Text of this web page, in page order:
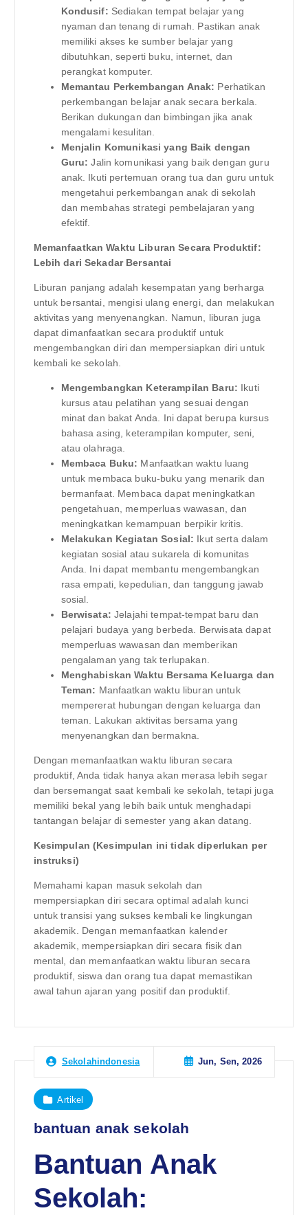
Kondusif: Sediakan tempat belajar yang
nyaman dan tenang di rumah. Pastikan anak
memiliki akses ke sumber belajar yang
dibutuhkan, seperti buku, internet, dan
perangkat komputer.
Memantau Perkembangan Anak: Perhatikan
perkembangan belajar anak secara berkala.
Berikan dukungan dan bimbingan jika anak
mengalami kesulitan.
Menjalin Komunikasi yang Baik dengan
Guru: Jalin komunikasi yang baik dengan guru
anak. Ikuti pertemuan orang tua dan guru untuk
mengetahui perkembangan anak di sekolah
dan membahas strategi pembelajaran yang
efektif.
Memanfaatkan Waktu Liburan Secara Produktif:
Lebih dari Sekadar Bersantai
Liburan panjang adalah kesempatan yang berharga
untuk bersantai, mengisi ulang energi, dan melakukan
aktivitas yang menyenangkan. Namun, liburan juga
dapat dimanfaatkan secara produktif untuk
mengembangkan diri dan mempersiapkan diri untuk
kembali ke sekolah.
Mengembangkan Keterampilan Baru: Ikuti
kursus atau pelatihan yang sesuai dengan
minat dan bakat Anda. Ini dapat berupa kursus
bahasa asing, keterampilan komputer, seni,
atau olahraga.
Membaca Buku: Manfaatkan waktu luang
untuk membaca buku-buku yang menarik dan
bermanfaat. Membaca dapat meningkatkan
pengetahuan, memperluas wawasan, dan
meningkatkan kemampuan berpikir kritis.
Melakukan Kegiatan Sosial: Ikut serta dalam
kegiatan sosial atau sukarela di komunitas
Anda. Ini dapat membantu mengembangkan
rasa empati, kepedulian, dan tanggung jawab
sosial.
Berwisata: Jelajahi tempat-tempat baru dan
pelajari budaya yang berbeda. Berwisata dapat
memperluas wawasan dan memberikan
pengalaman yang tak terlupakan.
Menghabiskan Waktu Bersama Keluarga dan
Teman: Manfaatkan waktu liburan untuk
mempererat hubungan dengan keluarga dan
teman. Lakukan aktivitas bersama yang
menyenangkan dan bermakna.
Dengan memanfaatkan waktu liburan secara
produktif, Anda tidak hanya akan merasa lebih segar
dan bersemangat saat kembali ke sekolah, tetapi juga
memiliki bekal yang lebih baik untuk menghadapi
tantangan belajar di semester yang akan datang.
Kesimpulan (Kesimpulan ini tidak diperlukan per
instruksi)
Memahami kapan masuk sekolah dan
mempersiapkan diri secara optimal adalah kunci
untuk transisi yang sukses kembali ke lingkungan
akademik. Dengan memanfaatkan kalender
akademik, mempersiapkan diri secara fisik dan
mental, dan memanfaatkan waktu liburan secara
produktif, siswa dan orang tua dapat memastikan
awal tahun ajaran yang positif dan produktif.
Sekolahindonesia Jun, Sen, 2026
Artikel
bantuan anak sekolah
Bantuan Anak
Sekolah: